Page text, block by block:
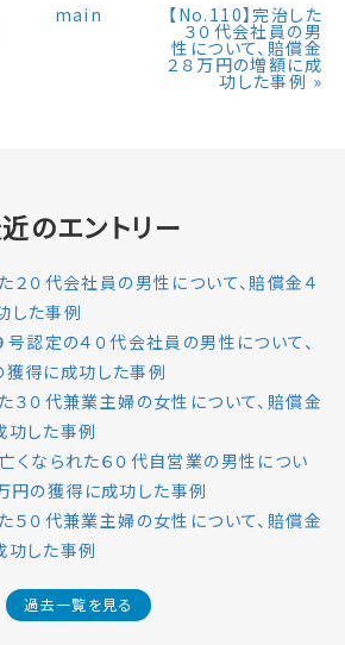
main 【No.110】完治した
３０代会社員の男
性について、賠償金
２８万円の増額に成
功した事例 »
のエントリー
２０代会社員の男性について、賠償金４
した事例
号認定の４０代会社員の男性について、
獲得に成功した事例
３０代兼業主婦の女性について、賠償金
功した事例
くなられた６０代自営業の男性につい
円の獲得に成功した事例
５０代兼業主婦の女性について、賠償金
功した事例
過去一覧を見る